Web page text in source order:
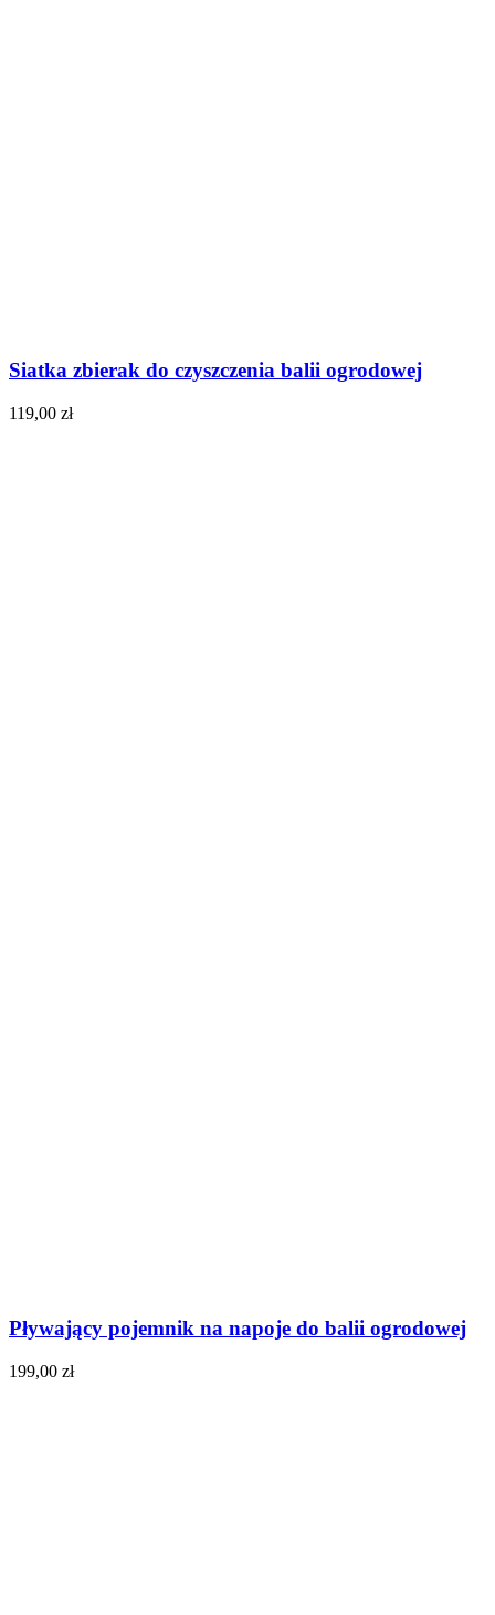
Siatka zbierak do czyszczenia balii ogrodowej
119,00 zł
Pływający pojemnik na napoje do balii ogrodowej
199,00 zł